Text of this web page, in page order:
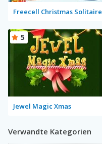
Freecell Christmas Solitaire
Jewel Magic Xmas
5
Verwandte Kategorien